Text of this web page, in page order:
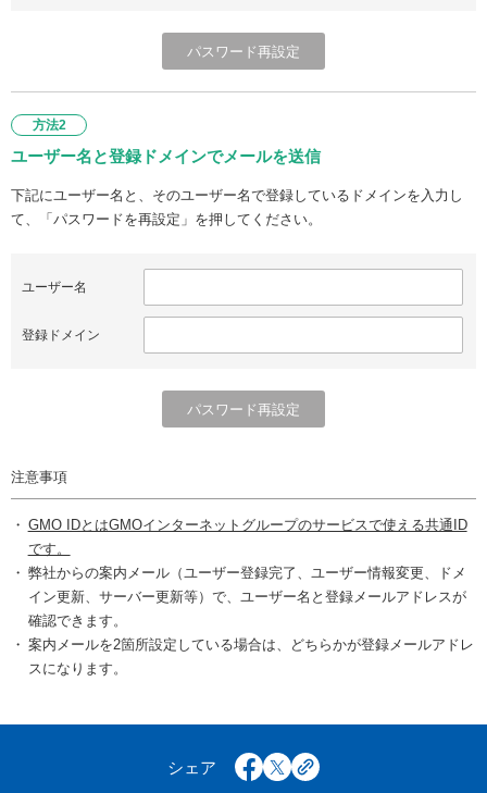
方法2
ユーザー名と登録ドメインでメールを送信
下記にユーザー名と、そのユーザー名で登録しているドメインを入力し
て、「パスワードを再設定」を押してください。
ユーザー名
登録ドメイン
注意事項
GMO IDとはGMOインターネットグループのサービスで使える共通ID
です。
弊社からの案内メール（ユーザー登録完了、ユーザー情報変更、ドメ
イン更新、サーバー更新等）で、ユーザー名と登録メールアドレスが
確認できます。
案内メールを2箇所設定している場合は、どちらかが登録メールアドレ
スになります。
シェア facebook
x copy